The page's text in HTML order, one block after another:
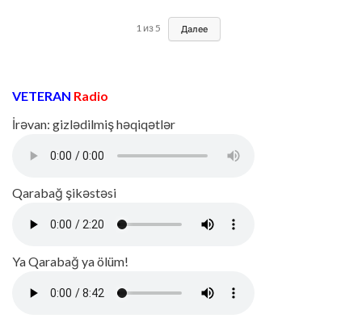
1 из 5 Далее
VETERAN Radio
İrəvan: gizlədilmiş həqiqətlər
Qarabağ şikəstəsi
Ya Qarabağ ya ölüm!